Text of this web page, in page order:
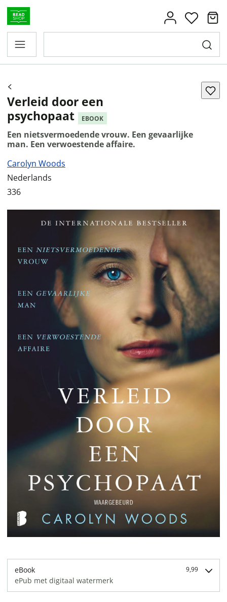
Verleid door een
psychopaat
EBOOK
Een nietsvermoedende vrouw. Een gevaarlijke
man. Een verwoestende affaire.
Carolyn Woods
Nederlands
336
eBook 9,99
ePub met digitaal watermerk